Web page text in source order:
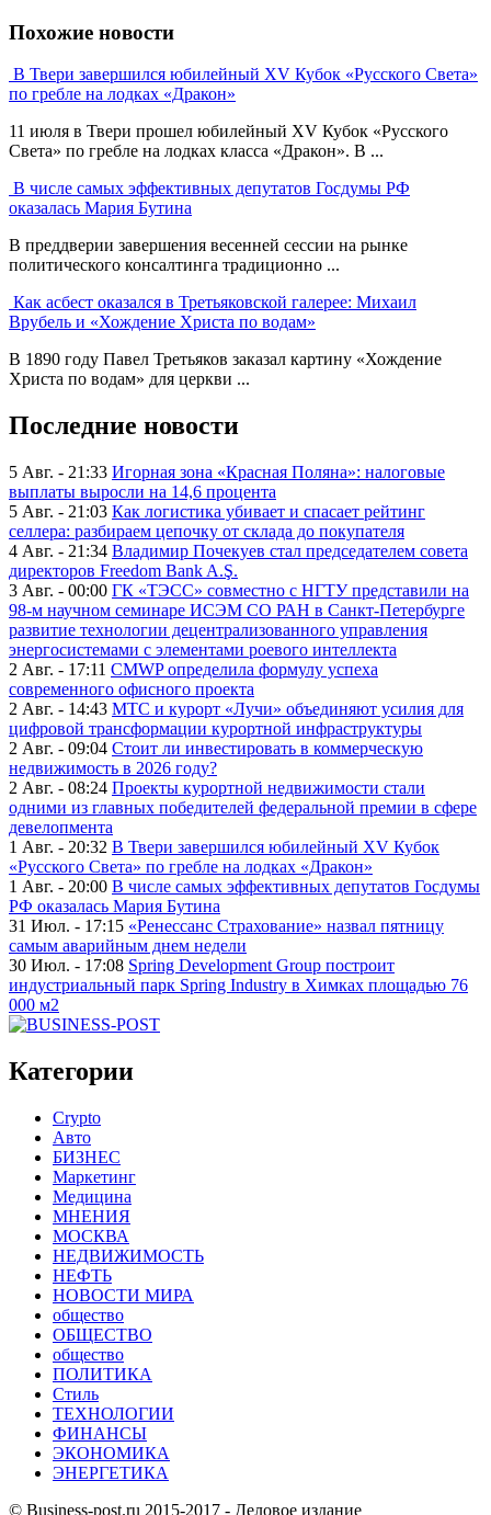
Похожие новости
В Твери завершился юбилейный XV Кубок «Русского Света»
по гребле на лодках «Дракон»
11 июля в Твери прошел юбилейный XV Кубок «Русского
Света» по гребле на лодках класса «Дракон». В ...
В числе самых эффективных депутатов Госдумы РФ
оказалась Мария Бутина
В преддверии завершения весенней сессии на рынке
политического консалтинга традиционно ...
Как асбест оказался в Третьяковской галерее: Михаил
Врубель и «Хождение Христа по водам»
В 1890 году Павел Третьяков заказал картину «Хождение
Христа по водам» для церкви ...
Последние новости
5 Авг. - 21:33 Игорная зона «Красная Поляна»: налоговые
выплаты выросли на 14,6 процента
5 Авг. - 21:03 Как логистика убивает и спасает рейтинг
селлера: разбираем цепочку от склада до покупателя
4 Авг. - 21:34 Владимир Почекуев стал председателем совета
директоров Freedom Bank A.Ş.
3 Авг. - 00:00 ГК «ТЭСС» совместно с НГТУ представили на
98-м научном семинаре ИСЭМ СО РАН в Санкт-Петербурге
развитие технологии децентрализованного управления
энергосистемами с элементами роевого интеллекта
2 Авг. - 17:11 CMWP определила формулу успеха
современного офисного проекта
2 Авг. - 14:43 МТС и курорт «Лучи» объединяют усилия для
цифровой трансформации курортной инфраструктуры
2 Авг. - 09:04 Стоит ли инвестировать в коммерческую
недвижимость в 2026 году?
2 Авг. - 08:24 Проекты курортной недвижимости стали
одними из главных победителей федеральной премии в сфере
девелопмента
1 Авг. - 20:32 В Твери завершился юбилейный XV Кубок
«Русского Света» по гребле на лодках «Дракон»
1 Авг. - 20:00 В числе самых эффективных депутатов Госдумы
РФ оказалась Мария Бутина
31 Июл. - 17:15 «Ренессанс Страхование» назвал пятницу
самым аварийным днем недели
30 Июл. - 17:08 Spring Development Group построит
индустриальный парк Spring Industry в Химках площадью 76
000 м2
Категории
Crypto
Авто
БИЗНЕС
Маркетинг
Медицина
МНЕНИЯ
МОСКВА
НЕДВИЖИМОСТЬ
НЕФТЬ
НОВОСТИ МИРА
общество
ОБЩЕСТВО
общество
ПОЛИТИКА
Стиль
ТЕХНОЛОГИИ
ФИНАНСЫ
ЭКОНОМИКА
ЭНЕРГЕТИКА
© Business-post.ru 2015-2017 - Деловое издание